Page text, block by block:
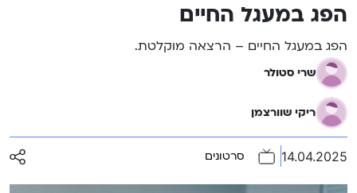
הפג במעגל החיים
הפג במעגל החיים – הרצאה מוקלטת.
שרי סטולר
ריקי שוורצמן
14.04.2025 סרטונים